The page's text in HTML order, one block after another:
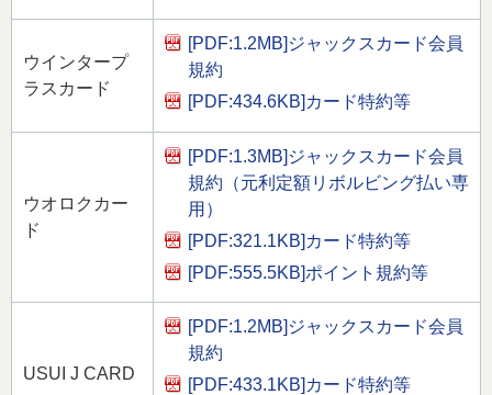
ウインタープ
ラスカード
[PDF:1.2MB] ジャックスカード会員
規約
[PDF:434.6KB] カード特約等
ウオロクカー
ド
[PDF:1.3MB] ジャックスカード会員
規約（元利定額リボルビング払い専
用）
[PDF:321.1KB] カード特約等
[PDF:555.5KB]ポイント規約等
USUI J CARD
[PDF:1.2MB] ジャックスカード会員
規約
[PDF:433.1KB] カード特約等